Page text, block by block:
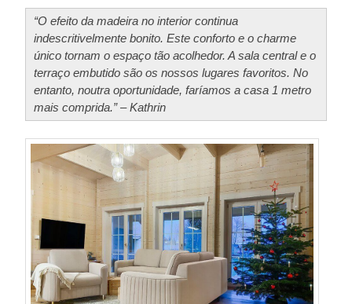
“O efeito da madeira no interior continua
indescritivelmente bonito. Este conforto e o charme
único tornam o espaço tão acolhedor. A sala central e o
terraço embutido são os nossos lugares favoritos. No
entanto, noutra oportunidade, faríamos a casa 1 metro
mais comprida.” – Kathrin